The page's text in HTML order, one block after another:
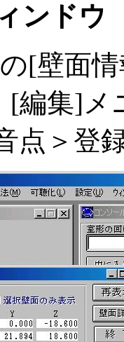
ンドウ
[壁面
[編集]
点＞登